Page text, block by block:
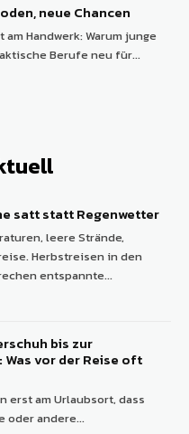
neue Chancen
Handwerk: Warum junge
Berufe neu für...
satt statt Regenwetter
leere Strände,
Herbstreisen in den
entspannte...
bis zur
Was vor der Reise oft
erst am Urlaubsort, dass
oder andere...